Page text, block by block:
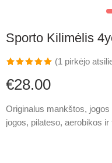
Sporto Kilimėlis
5.00iš 5
įvertinimų:
(1 pirkėjo
€28.00
Originalus mankštos, jogos
jogos, pilateso, aerobikos